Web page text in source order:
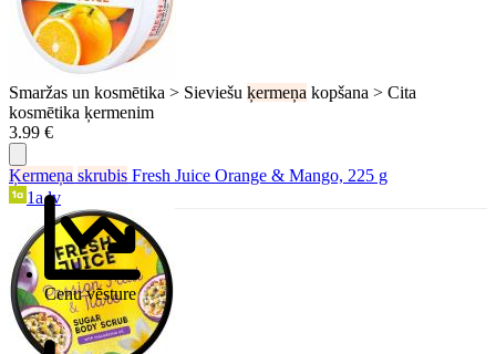
Smaržas un kosmētika > Sieviešu ķermeņa kopšana > Cita
kosmētika ķermenim
3.99 €
Cenu vēsture
Ķermeņa skrubis Fresh Juice Orange & Mango, 225 g
1a.lv